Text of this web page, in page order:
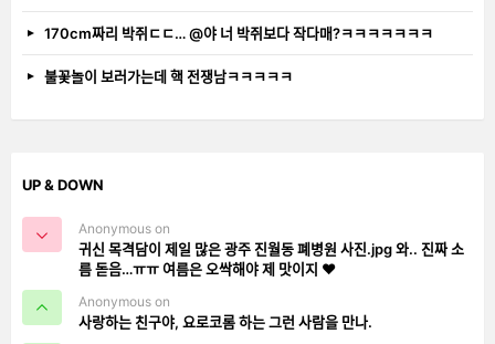
170cm짜리 박쥐ㄷㄷ… @야 너 박쥐보다 작다매?ㅋㅋㅋㅋㅋㅋㅋ
불꽃놀이 보러가는데 핵 전쟁남ㅋㅋㅋㅋㅋ
UP & DOWN
Anonymous on
귀신 목격담이 제일 많은 광주 진월동 폐병원 사진.jpg 와.. 진짜 소
름 돋음…ㅠㅠ 여름은 오싹해야 제 맛이지 ❤️
Anonymous on
사랑하는 친구야, 요로코롬 하는 그런 사람을 만나.